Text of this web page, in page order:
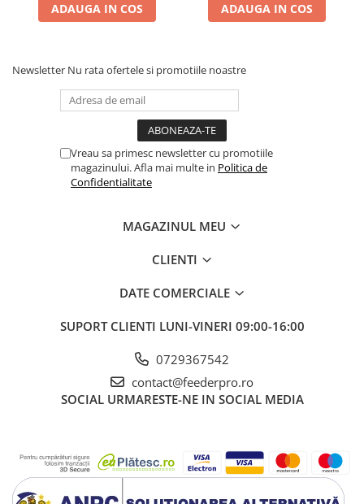
ADAUGA IN COS ADAUGA IN COS
Newsletter Nu rata ofertele si promotiile noastre
Vreau sa primesc newsletter cu promotiile
magazinului. Afla mai multe in Politica de
Confidentialitate
MAGAZINUL MEU
CLIENTI
DATE COMERCIALE
SUPORT CLIENTI LUNI-VINERI 09:00-16:00
0729367542
contact@feederpro.ro
SOCIAL URMARESTE-NE IN SOCIAL MEDIA